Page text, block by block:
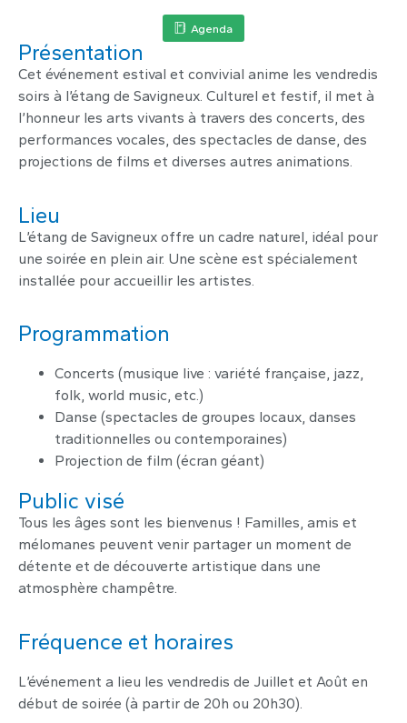
Agenda
Présentation
Cet événement estival et convivial anime les vendredis
soirs à l’étang de Savigneux. Culturel et festif, il met à
l’honneur les arts vivants à travers des concerts, des
performances vocales, des spectacles de danse, des
projections de films et diverses autres animations.
Lieu
L’étang de Savigneux offre un cadre naturel, idéal pour
une soirée en plein air. Une scène est spécialement
installée pour accueillir les artistes.
Programmation
Concerts (musique live : variété française, jazz,
folk, world music, etc.)
Danse (spectacles de groupes locaux, danses
traditionnelles ou contemporaines)
Projection de film (écran géant)
Public visé
Tous les âges sont les bienvenus ! Familles, amis et
mélomanes peuvent venir partager un moment de
détente et de découverte artistique dans une
atmosphère champêtre.
Fréquence et horaires
L’événement a lieu les vendredis de Juillet et Août en
début de soirée (à partir de 20h ou 20h30).